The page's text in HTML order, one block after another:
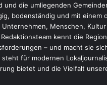
und die umliegenden
bodenständig und mit einem
Menschen,
kennt die
– und macht sie
steht für modernen
bietet und die Vielfalt